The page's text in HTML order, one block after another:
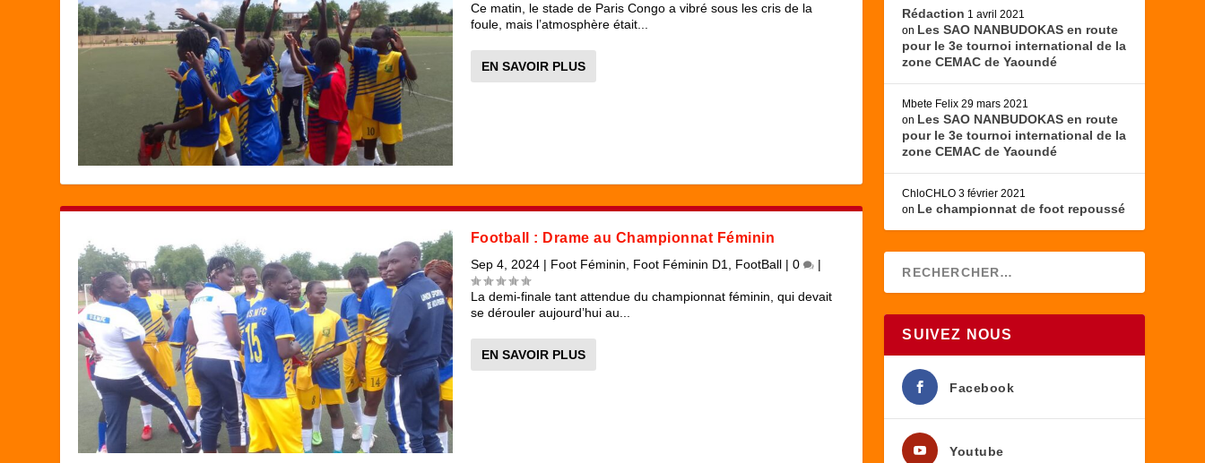
Ce matin, le stade de Paris Congo a vibré sous les cris de la
foule, mais l’atmosphère était...
EN SAVOIR PLUS
Football : Drame au Championnat Féminin
Sep 4, 2024| Foot Féminin Foot Féminin D1 FootBall| 0 |
La demi-finale tant attendue du championnat féminin, qui devait
se dérouler aujourd’hui au...
EN SAVOIR PLUS
Rédaction 1 avril 2021
on Les SAO NANBUDOKAS en route
pour le 3e tournoi international de la
zone CEMAC de Yaoundé
Mbete Felix 29 mars 2021
on Les SAO NANBUDOKAS en route
pour le 3e tournoi international de la
zone CEMAC de Yaoundé
ChloCHLO 3 février 2021
on Le championnat de foot repoussé
SUIVEZ NOUS
Facebook
Youtube